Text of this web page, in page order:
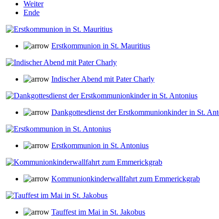
Weiter
Ende
Erstkommunion in St. Mauritius
Indischer Abend mit Pater Charly
Dankgottesdienst der Erstkommunionkinder in St.
Erstkommunion in St. Antonius
Kommunionkinderwallfahrt zum Emmerickgrab
Tauffest im Mai in St. Jakobus